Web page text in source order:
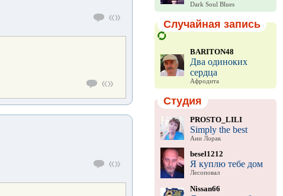
Dark Soul Blues
Случайная запись
BARITON48
Два одиноких
сердца
Афродита
Студия
PROSTO_LILI
Simply the best
Ани Лорак
besel1212
Я куплю тебе дом
Лесоповал
Nissan66